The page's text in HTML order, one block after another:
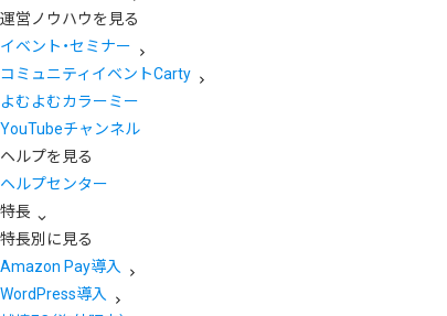
運営ノウハウを見る
イベント・セミナー
コミュニティイベントCarty
よむよむカラーミー
YouTubeチャンネル
ヘルプを見る
ヘルプセンター
特長
特長別に見る
Amazon Pay導入
WordPress導入